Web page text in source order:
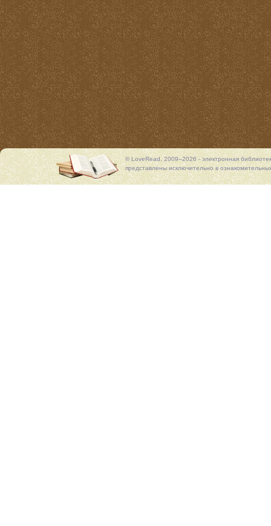
© LoveRead, 2009–2026 - электронная
представлены исключительно в